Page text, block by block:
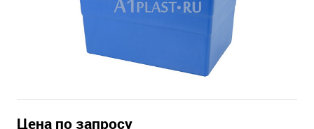
Цена по запросу